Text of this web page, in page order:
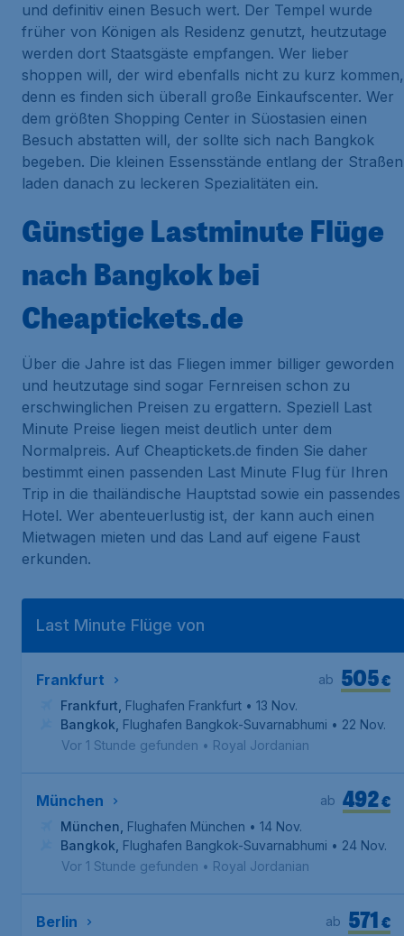
und definitiv einen Besuch wert. Der Tempel wurde
früher von Königen als Residenz genutzt, heutzutage
werden dort Staatsgäste empfangen. Wer lieber
shoppen will, der wird ebenfalls nicht zu kurz kommen,
denn es finden sich überall große Einkaufscenter. Wer
dem größten Shopping Center in Süostasien einen
Besuch abstatten will, der sollte sich nach Bangkok
begeben. Die kleinen Essensstände entlang der Straßen
laden danach zu leckeren Spezialitäten ein.
Günstige Lastminute Flüge
nach Bangkok bei
Cheaptickets.de
Über die Jahre ist das Fliegen immer billiger geworden
und heutzutage sind sogar Fernreisen schon zu
erschwinglichen Preisen zu ergattern. Speziell Last
Minute Preise liegen meist deutlich unter dem
Normalpreis. Auf Cheaptickets.de finden Sie daher
bestimmt einen passenden Last Minute Flug für Ihren
Trip in die thailändische Hauptstad sowie ein passendes
Hotel. Wer abenteuerlustig ist, der kann auch einen
Mietwagen mieten und das Land auf eigene Faust
erkunden.
Last Minute Flüge von
Frankfurt €
505
ab
Frankfurt Flughafen Frankfurt • 13 Nov.
Bangkok Flughafen Bangkok-Suvarnabhumi • 22 Nov.
Vor 1 Stunde gefunden • Royal Jordanian
München €
492
ab
München Flughafen München • 14 Nov.
Bangkok Flughafen Bangkok-Suvarnabhumi • 24 Nov.
Vor 1 Stunde gefunden • Royal Jordanian
Berlin €
571
ab